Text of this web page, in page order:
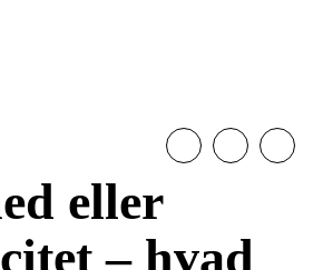
eller
– hvad